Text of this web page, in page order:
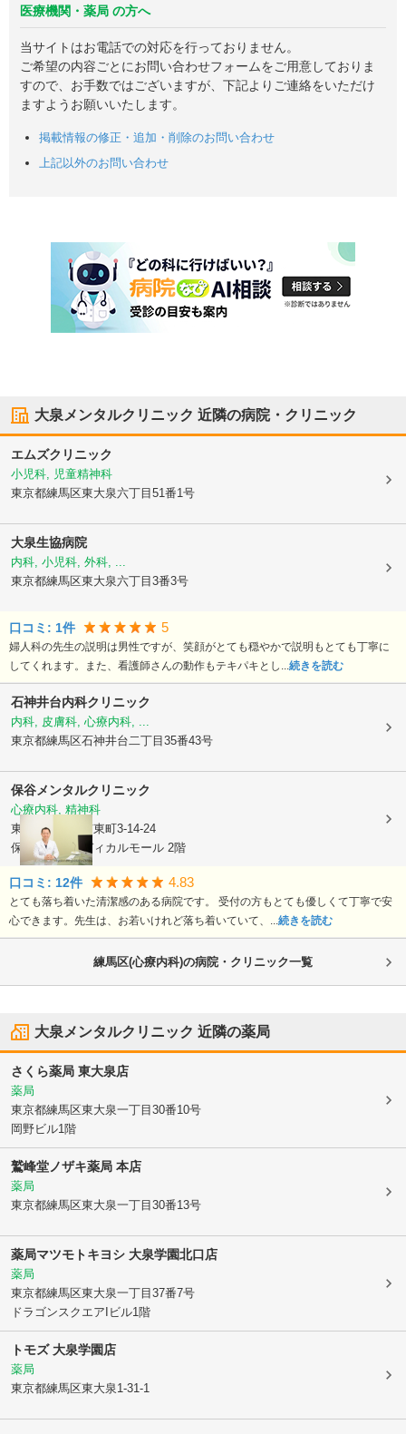
医療機関・薬局 の方へ
当サイトはお電話での対応を行っておりません。
ご希望の内容ごとにお問い合わせフォームをご用意しておりま
すので、お手数ではございますが、下記よりご連絡をいただけ
ますようお願いいたします。
掲載情報の修正・追加・削除のお問い合わせ
上記以外のお問い合わせ
大泉メンタルクリニック 近隣の病院・クリニック
エムズクリニック
小児科, 児童精神科
東京都練馬区東大泉六丁目51番1号
大泉生協病院
内科, 小児科, 外科, ...
東京都練馬区東大泉六丁目3番3号
口コミ: 1件 5
婦人科の先生の説明は男性ですが、笑顔がとても穏やかで説明もとても丁寧に
してくれます。また、看護師さんの動作もテキパキとし...続きを読む
石神井台内科クリニック
内科, 皮膚科, 心療内科, ...
東京都練馬区石神井台二丁目35番43号
保谷メンタルクリニック
心療内科, 精神科
東京都西東京市東町3-14-24
保谷駅南口メディカルモール 2階
口コミ: 12件 4.83
とても落ち着いた清潔感のある病院です。 受付の方もとても優しくて丁寧で安
心できます。先生は、お若いけれど落ち着いていて、...続きを読む
練馬区(心療内科)の病院・クリニック一覧
大泉メンタルクリニック 近隣の薬局
さくら薬局 東大泉店
薬局
東京都練馬区東大泉一丁目30番10号
岡野ビル1階
鷲峰堂ノザキ薬局 本店
薬局
東京都練馬区東大泉一丁目30番13号
薬局マツモトキヨシ 大泉学園北口店
薬局
東京都練馬区東大泉一丁目37番7号
ドラゴンスクエアIビル1階
トモズ 大泉学園店
薬局
東京都練馬区東大泉1-31-1